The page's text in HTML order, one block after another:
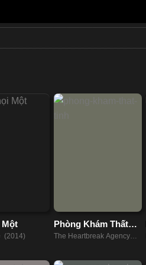
Một
(2014)
Phòng Khám Thất
Tình
The Heartbreak Agency